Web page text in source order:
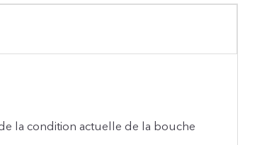
la condition actuelle de la bouche